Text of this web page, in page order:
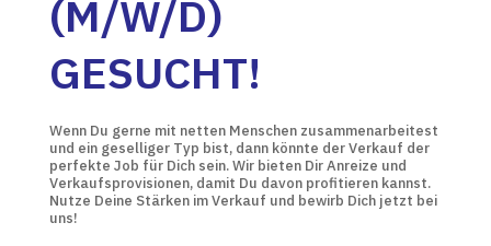
(M/W/D)
GESUCHT!
Wenn Du gerne mit netten Menschen zusammenarbeitest
und ein geselliger Typ bist, dann könnte der Verkauf der
perfekte Job für Dich sein. Wir bieten Dir Anreize und
Verkaufsprovisionen, damit Du davon profitieren kannst.
Nutze Deine Stärken im Verkauf und bewirb Dich jetzt bei
uns!